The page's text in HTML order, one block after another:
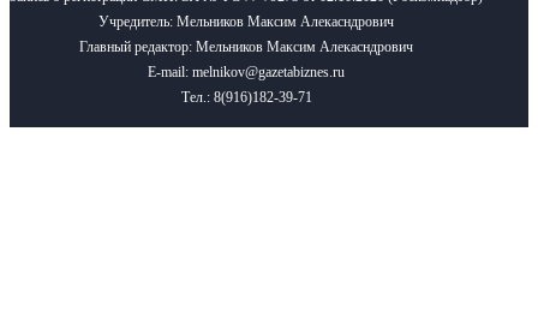
Учредитель: Мельников Максим Алекасндрович
Главный редактор: Мельников Максим Алекасндрович
E-mail: melnikov@gazetabiznes.ru
Тел.: 8(916)182-39-71